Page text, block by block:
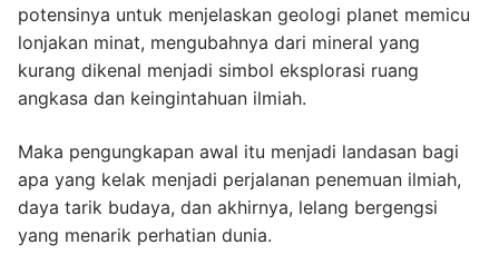
potensinya untuk menjelaskan geologi planet memicu
lonjakan minat, mengubahnya dari mineral yang
kurang dikenal menjadi simbol eksplorasi ruang
angkasa dan keingintahuan ilmiah.
Maka pengungkapan awal itu menjadi landasan bagi
apa yang kelak menjadi perjalanan penemuan ilmiah,
daya tarik budaya, dan akhirnya, lelang bergengsi
yang menarik perhatian dunia.